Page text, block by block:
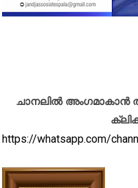
ചാനലിൽ അംഗമാകാൻ
https://whatsapp.com/